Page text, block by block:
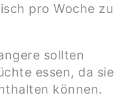
pro Woche zu
sollten
essen, da sie
können.